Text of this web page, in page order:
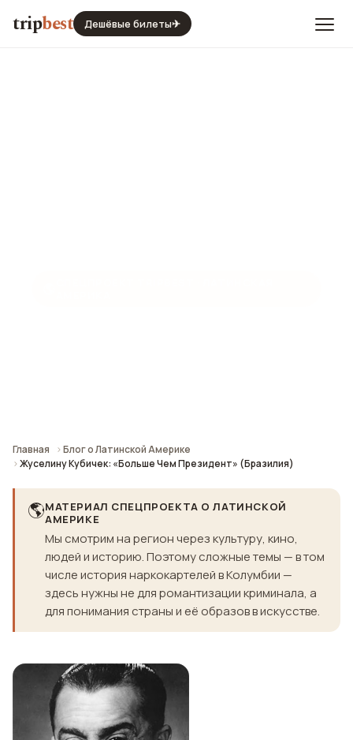
tripbest Дешёвые билеты✈
Главная
Блог о Латинской Америке
Жуселину Кубичек: «Больше Чем Президент» (Бразилия)
🌎МАТЕРИАЛ СПЕЦПРОЕКТА О ЛАТИНСКОЙ
АМЕРИКЕ
Мы смотрим на регион через культуру, кино,
людей и историю. Поэтому сложные темы — в том
числе история наркокартелей в Колумбии —
здесь нужны не для романтизации криминала, а
для понимания страны и её образов в искусстве.